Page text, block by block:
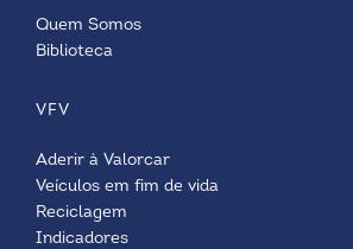
Quem Somos
Biblioteca
VFV
Aderir à Valorcar
Veículos em fim de vida
Reciclagem
Indicadores